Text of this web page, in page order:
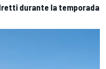
durante la temporada